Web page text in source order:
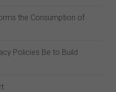
the Consumption of
Policies Be to Build